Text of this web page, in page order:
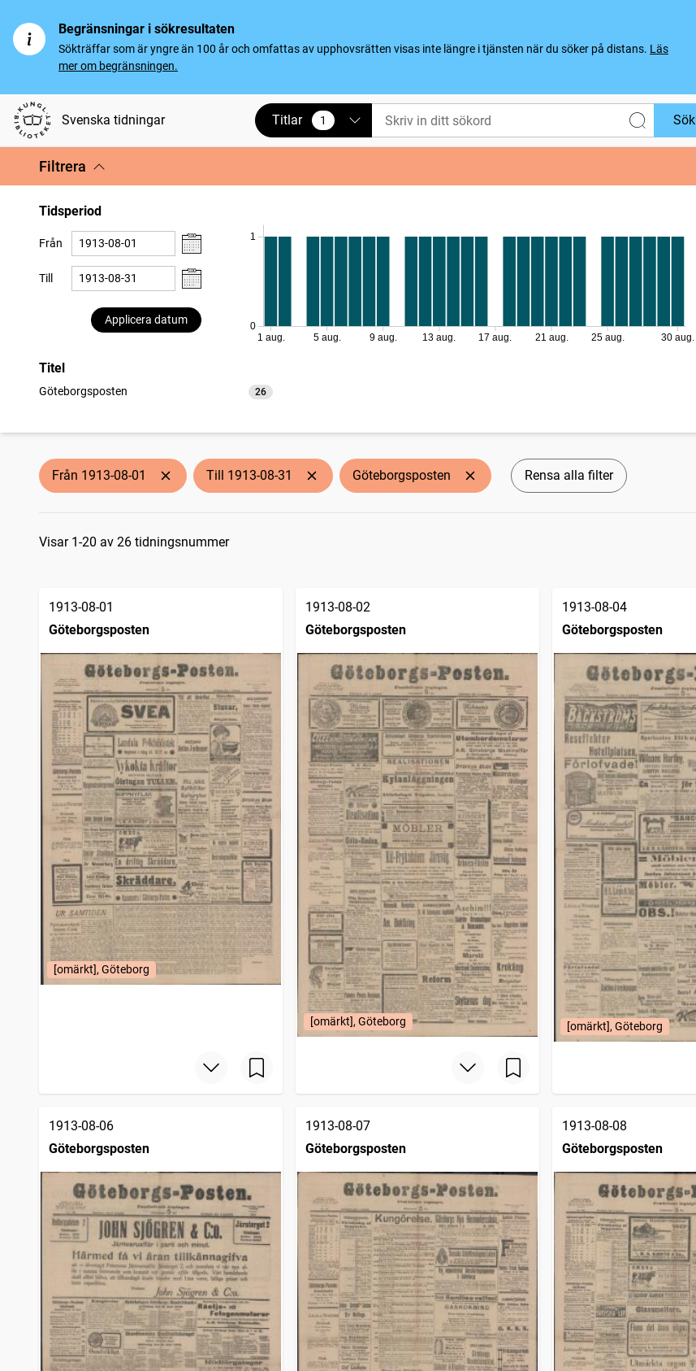
Begränsningar i sökresultaten
Sökträffar som är yngre än 100 år och omfattas av upphovsrätten visas inte längre i tjänsten när du söker på distans. Läs
mer om begränsningen.
Svenska tidningar Titlar 1
vald Sök
Filtrera
Tidsperiod
Från
Till
Applicera datum
0
1
1 aug. 5 aug. 9 aug. 13 aug. 17 aug. 21 aug. 25 aug. 30 aug.
Titel
Göteborgsposten 26
träffar
Från 1913-08-01 Till 1913-08-31 Göteborgsposten Rensa alla filter
Sökresultat
Visar 1-20 av 26 tidningsnummer
1913-08-01
Göteborgsposten
[omärkt], Göteborg
1913-08-02
Göteborgsposten
[omärkt], Göteborg
1913-08-04
Göteborgsposten
[omärkt], Göteborg
1913-08-06
Göteborgsposten
1913-08-07
Göteborgsposten
1913-08-08
Göteborgsposten